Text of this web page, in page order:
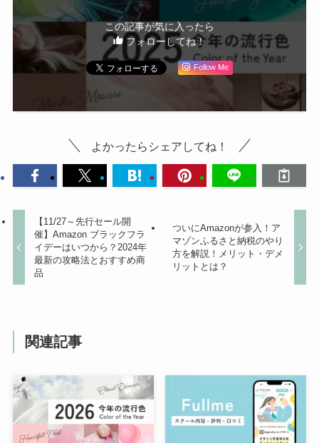
この記事が気に入ったら
フォローしてね！
Follow Me
よかったらシェアしてね！
【11/27～先行セール開
催】Amazon ブラックフラ
イデーはいつから？2024年
最新の攻略法とおすすめ商
品
ついにAmazonが参入！ア
マゾンふるさと納税のやり
方を解説！メリット・デメ
リットとは？
関連記事